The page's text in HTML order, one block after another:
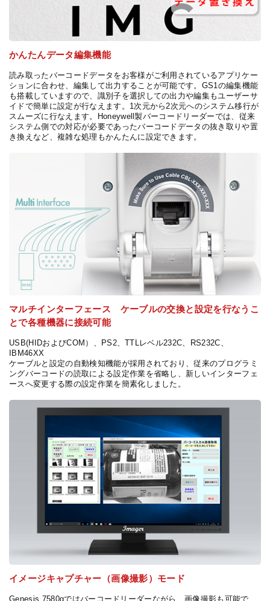
かんたんデータ編集機能
読み取ったバーコードデータをお客様がご利用されているアプリケー
ションに合わせ、編集して出力することが可能です。GS1の編集機能
も搭載していますので、識別子を選択しての出力や編集もユーザーサ
イドで簡単に設定が行なえます。1次元から2次元へのシステム移行が
スムーズに行なえます。Honeywell製バーコードリーダーでは、従来
システム側での対応が必要であったバーコードデータの抜き取りや置
き換えなど、複雑な処理もかんたんに設定できます。
マルチインターフェース ケーブルの交換と設定を行なうこ
とで各種機器に接続可能
USB(HIDおよびCOM）、PS2、TTLレベル232C、RS232C、
IBM46XX
ケーブルと設定の自動検知機能が採用されており、従来のプログラミ
ングバーコードの読取による設定作業を省略し、新しいインターフェ
ースへ変更する際の設定作業を簡素化しました。
イメージキャプチャー（画像撮影）モード
Genesis 7580gではバーコードリーダーながら、画像撮影も可能で